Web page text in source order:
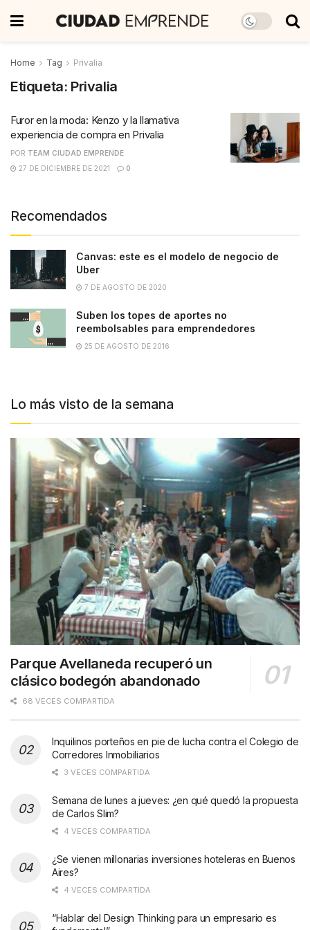
Home Tag Privalia
Etiqueta: Privalia
Furor en la moda: Kenzo y la llamativa
experiencia de compra en Privalia
POR TEAM CIUDAD EMPRENDE
27 DE DICIEMBRE DE 2021
0
Recomendados
Canvas: este es el modelo de negocio de
Uber
7 DE AGOSTO DE 2020
Suben los topes de aportes no
reembolsables para emprendedores
25 DE AGOSTO DE 2016
Lo más visto de la semana
Parque Avellaneda recuperó un
clásico bodegón abandonado
68 VECES COMPARTIDA
Inquilinos porteños en pie de lucha contra el Colegio de
Corredores Inmobiliarios
3 VECES COMPARTIDA
Semana de lunes a jueves: ¿en qué quedó la propuesta
de Carlos Slim?
4 VECES COMPARTIDA
¿Se vienen millonarias inversiones hoteleras en Buenos
Aires?
4 VECES COMPARTIDA
“Hablar del Design Thinking para un empresario es